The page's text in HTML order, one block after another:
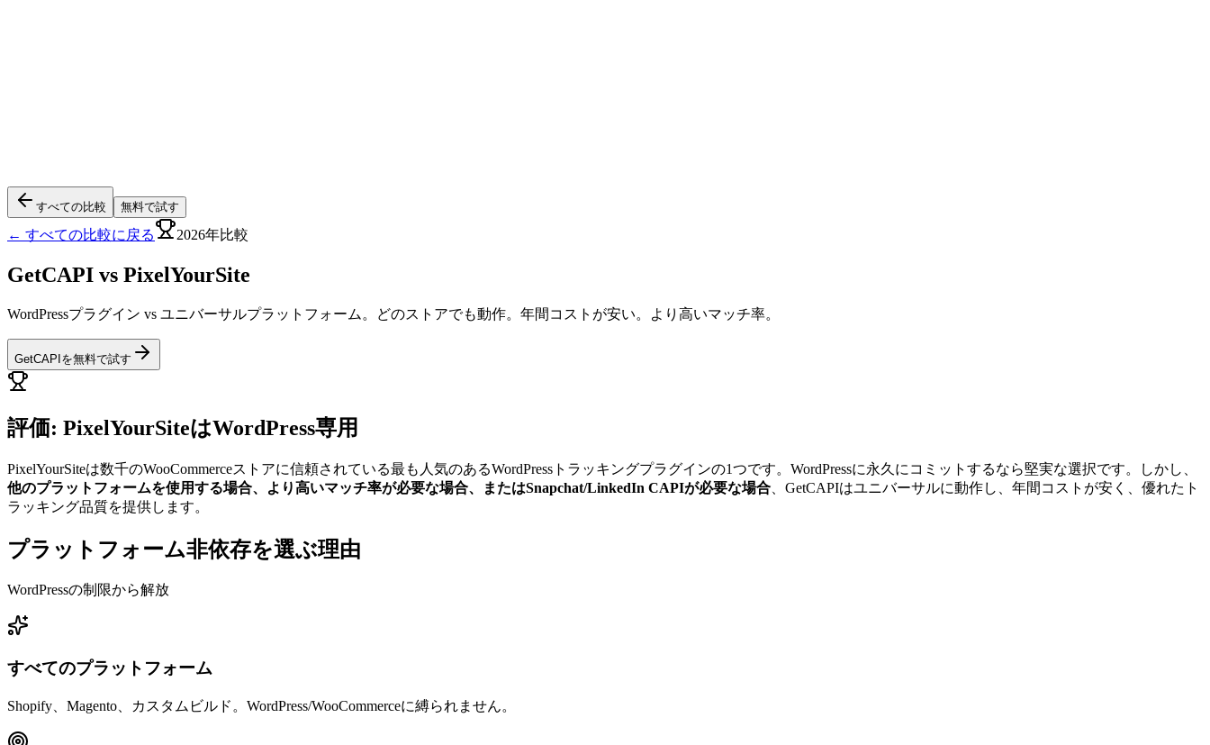
すべての比較 無料で試す
← すべての比較に戻る 2026年比較
GetCAPI vs PixelYourSite
WordPressプラグイン vs ユニバーサルプラットフォーム。どのストアでも動作。年間コストが安い。より高いマッチ率。
GetCAPIを無料で試す
評価: PixelYourSiteはWordPress専用
PixelYourSiteは数千のWooCommerceストアに信頼されている最も人気のあるWordPressトラッキングプラグインの1つです。WordPressに永久にコミットするなら堅実な選択です。しかし、
他のプラットフォームを使用する場合、より高いマッチ率が必要な場合、またはSnapchat/LinkedIn CAPIが必要な場合 、GetCAPIはユニバーサルに動作し、年間コストが安く、優れたト
ラッキング品質を提供します。
プラットフォーム非依存を選ぶ理由
WordPressの制限から解放
すべてのプラットフォーム
Shopify、Magento、カスタムビルド。WordPress/WooCommerceに縛られません。